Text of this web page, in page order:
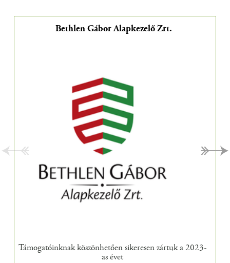
Bethlen Gábor Alapkezelő Zrt.
Támogatóinknak köszönhetően sikeresen zártuk a 2023-
as évet